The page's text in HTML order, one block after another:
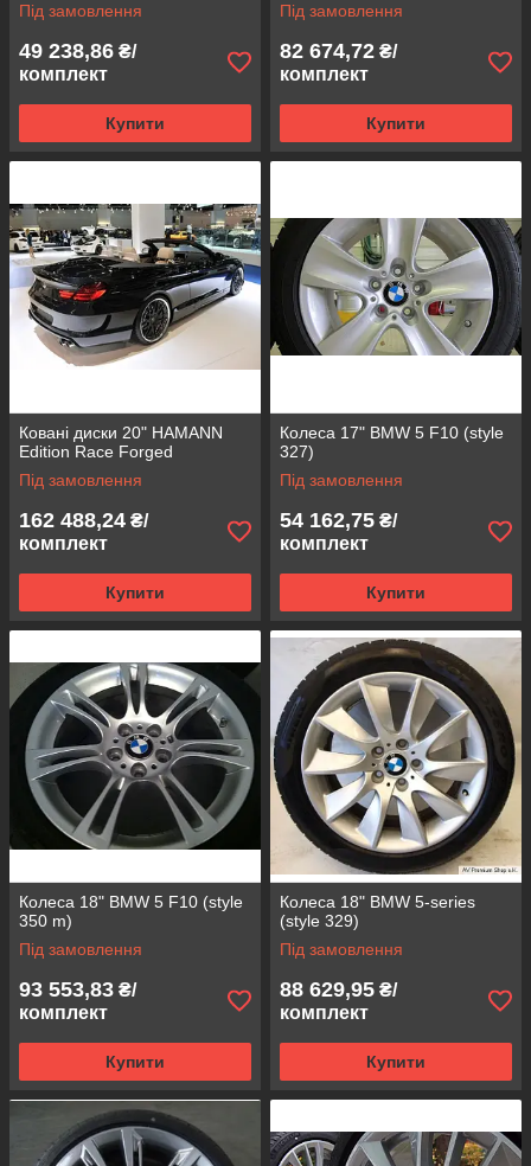
Під замовлення
49 238,86 ₴/
комплект
Купити
Під замовлення
82 674,72 ₴/
комплект
Купити
Ковані диски 20" HAMANN
Edition Race Forged
Під замовлення
162 488,24 ₴/
комплект
Купити
Колеса 17" BMW 5 F10 (style
327)
Під замовлення
54 162,75 ₴/
комплект
Купити
Колеса 18" BMW 5 F10 (style
350 m)
Під замовлення
93 553,83 ₴/
комплект
Купити
Колеса 18" BMW 5-series
(style 329)
Під замовлення
88 629,95 ₴/
комплект
Купити